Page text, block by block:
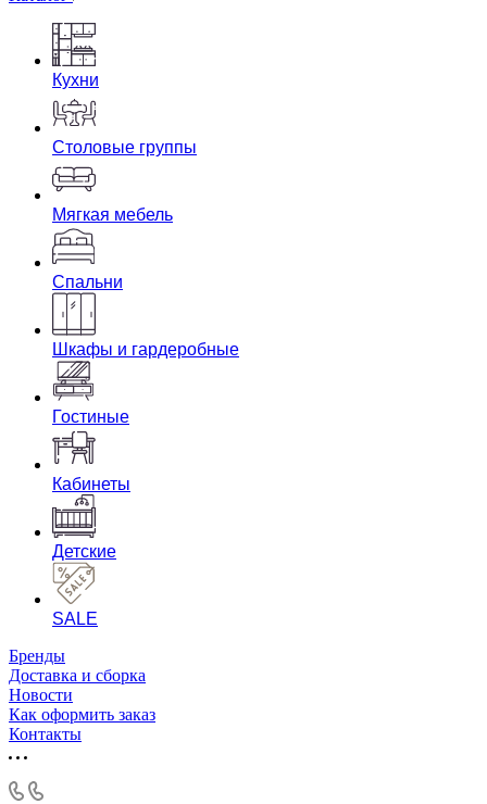
Кухни
Столовые группы
Мягкая мебель
Спальни
Шкафы и гардеробные
Гостиные
Кабинеты
Детские
SALE
Бренды
Доставка и сборка
Новости
Как оформить заказ
Контакты